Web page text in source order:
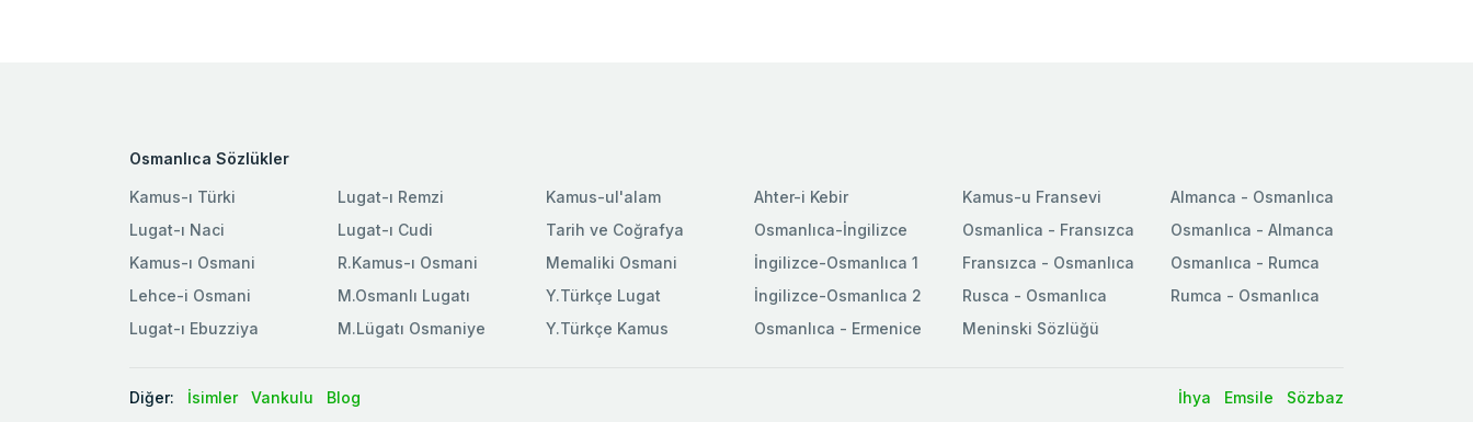
Osmanlıca Sözlükler
Kamus-ı Türki
Lugat-ı Naci
Kamus-ı Osmani
Lehce-i Osmani
Lugat-ı Ebuzziya
Lugat-ı Remzi
Lugat-ı Cudi
R.Kamus-ı Osmani
M.Osmanlı Lugatı
M.Lügatı Osmaniye
Kamus-ul'alam
Tarih ve Coğrafya
Memaliki Osmani
Y.Türkçe Lugat
Y.Türkçe Kamus
Ahter-i Kebir
Osmanlıca-İngilizce
İngilizce-Osmanlıca 1
İngilizce-Osmanlıca 2
Osmanlıca - Ermenice
Kamus-u Fransevi
Osmanlica - Fransızca
Fransızca - Osmanlıca
Rusca - Osmanlıca
Meninski Sözlüğü
Almanca - Osmanlıca
Osmanlıca - Almanca
Osmanlıca - Rumca
Rumca - Osmanlıca
Diğer: İsimler Vankulu Blog İhya Emsile Sözbaz